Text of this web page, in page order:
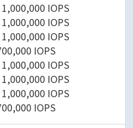
IOPS
IOPS
IOPS
IOPS
IOPS
IOPS
IOPS
IOPS